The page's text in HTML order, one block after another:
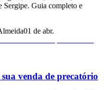
Sergipe. Guia completo e
01 de abr.
venda de precatório